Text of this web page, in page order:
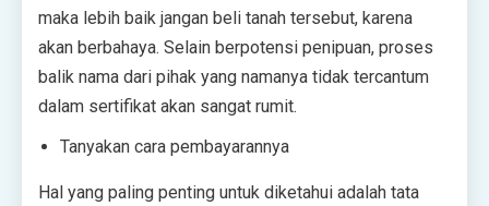
maka lebih baik jangan beli tanah tersebut, karena
akan berbahaya. Selain berpotensi penipuan, proses
balik nama dari pihak yang namanya tidak tercantum
dalam sertifikat akan sangat rumit.
Tanyakan cara pembayarannya
Hal yang paling penting untuk diketahui adalah tata